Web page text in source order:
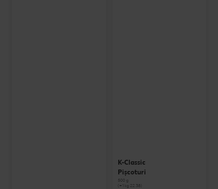
K-Classic
Pișcoturi
500 g
(=1 kg 22.38)